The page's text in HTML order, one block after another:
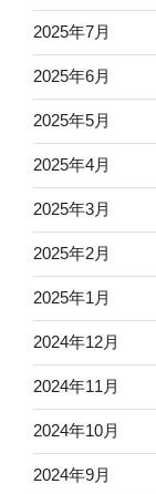
2025年7月
2025年6月
2025年5月
2025年4月
2025年3月
2025年2月
2025年1月
2024年12月
2024年11月
2024年10月
2024年9月